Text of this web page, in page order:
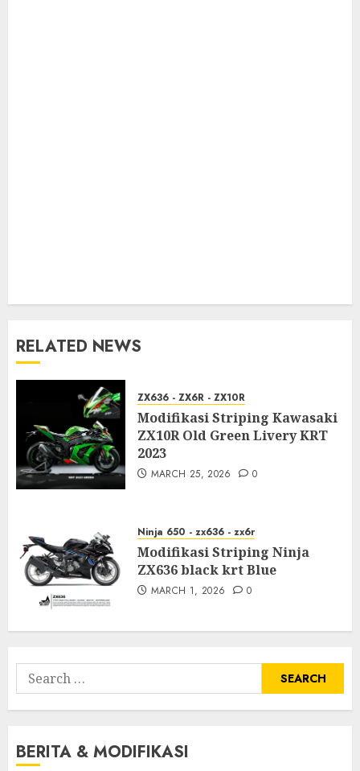
RELATED NEWS
ZX636 - ZX6R - ZX10R
Modifikasi Striping Kawasaki
ZX10R Old Green Livery KRT
2023
MARCH 25, 2026 0
Ninja 650 - zx636 - zx6r
Modifikasi Striping Ninja
ZX636 black krt Blue
MARCH 1, 2026 0
Search
for:
BERITA & MODIFIKASI